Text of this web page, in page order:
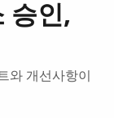
승인,
와 개선사항이